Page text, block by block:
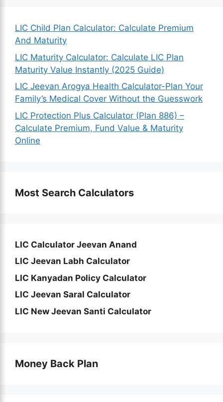
LIC Child Plan Calculator: Calculate Premium
And Maturity
LIC Maturity Calculator: Calculate LIC Plan
Maturity Value Instantly (2025 Guide)
LIC Jeevan Arogya Health Calculator-Plan Your
Family’s Medical Cover Without the Guesswork
LIC Protection Plus Calculator (Plan 886) –
Calculate Premium, Fund Value & Maturity
Online
Most Search Calculators
LIC Calculator Jeevan Anand
LIC Jeevan Labh Calculator
LIC Kanyadan Policy Calculator
LIC Jeevan Saral Calculator
LIC New Jeevan Santi Calculator
Money Back Plan